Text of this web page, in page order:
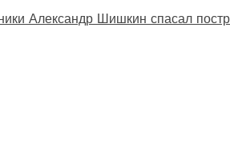
Александр Шишкин спасал